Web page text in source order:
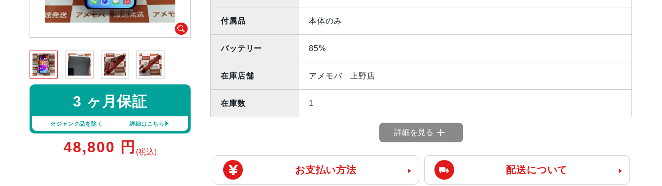
3 ヶ月保証
※ジャンク品を除く 詳細はこちら
48,800 円 (税込)
付属品 本体のみ
バッテリー 85%
在庫店舗 アメモバ 上野店
在庫数 1
詳細を見る
お支払い方法 配送について